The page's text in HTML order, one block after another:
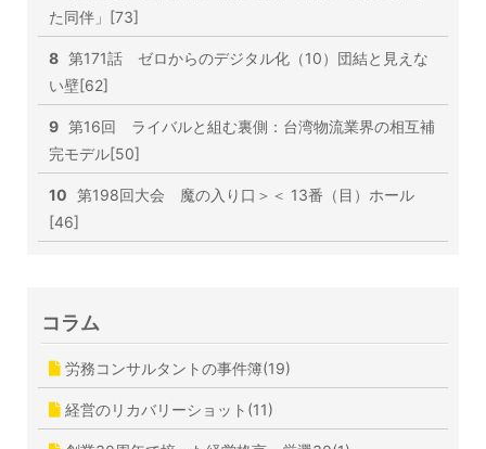
た同伴」[73]
8 第171話 ゼロからのデジタル化（10）団結と見えな
い壁[62]
9 第16回 ライバルと組む裏側：台湾物流業界の相互補
完モデル[50]
10 第198回大会 魔の入り口＞＜ 13番（目）ホール
[46]
コラム
労務コンサルタントの事件簿(19)
経営のリカバリーショット(11)